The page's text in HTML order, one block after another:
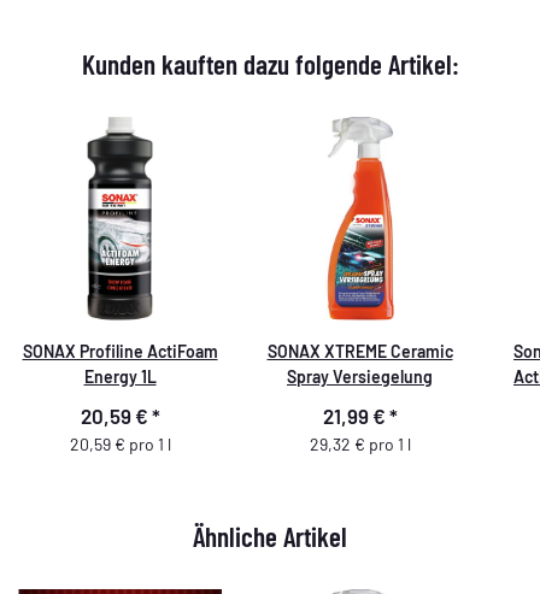
Kunden kauften dazu folgende Artikel:
SONAX Profiline ActiFoam
Energy 1L
20,59 € *
20,59 € pro 1 l
SONAX XTREME Ceramic
Spray Versiegelung
21,99 € *
29,32 € pro 1 l
Ähnliche Artikel